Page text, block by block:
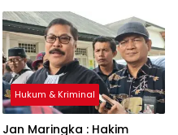
Hukum & Kriminal
Jan Maringka : Hakim